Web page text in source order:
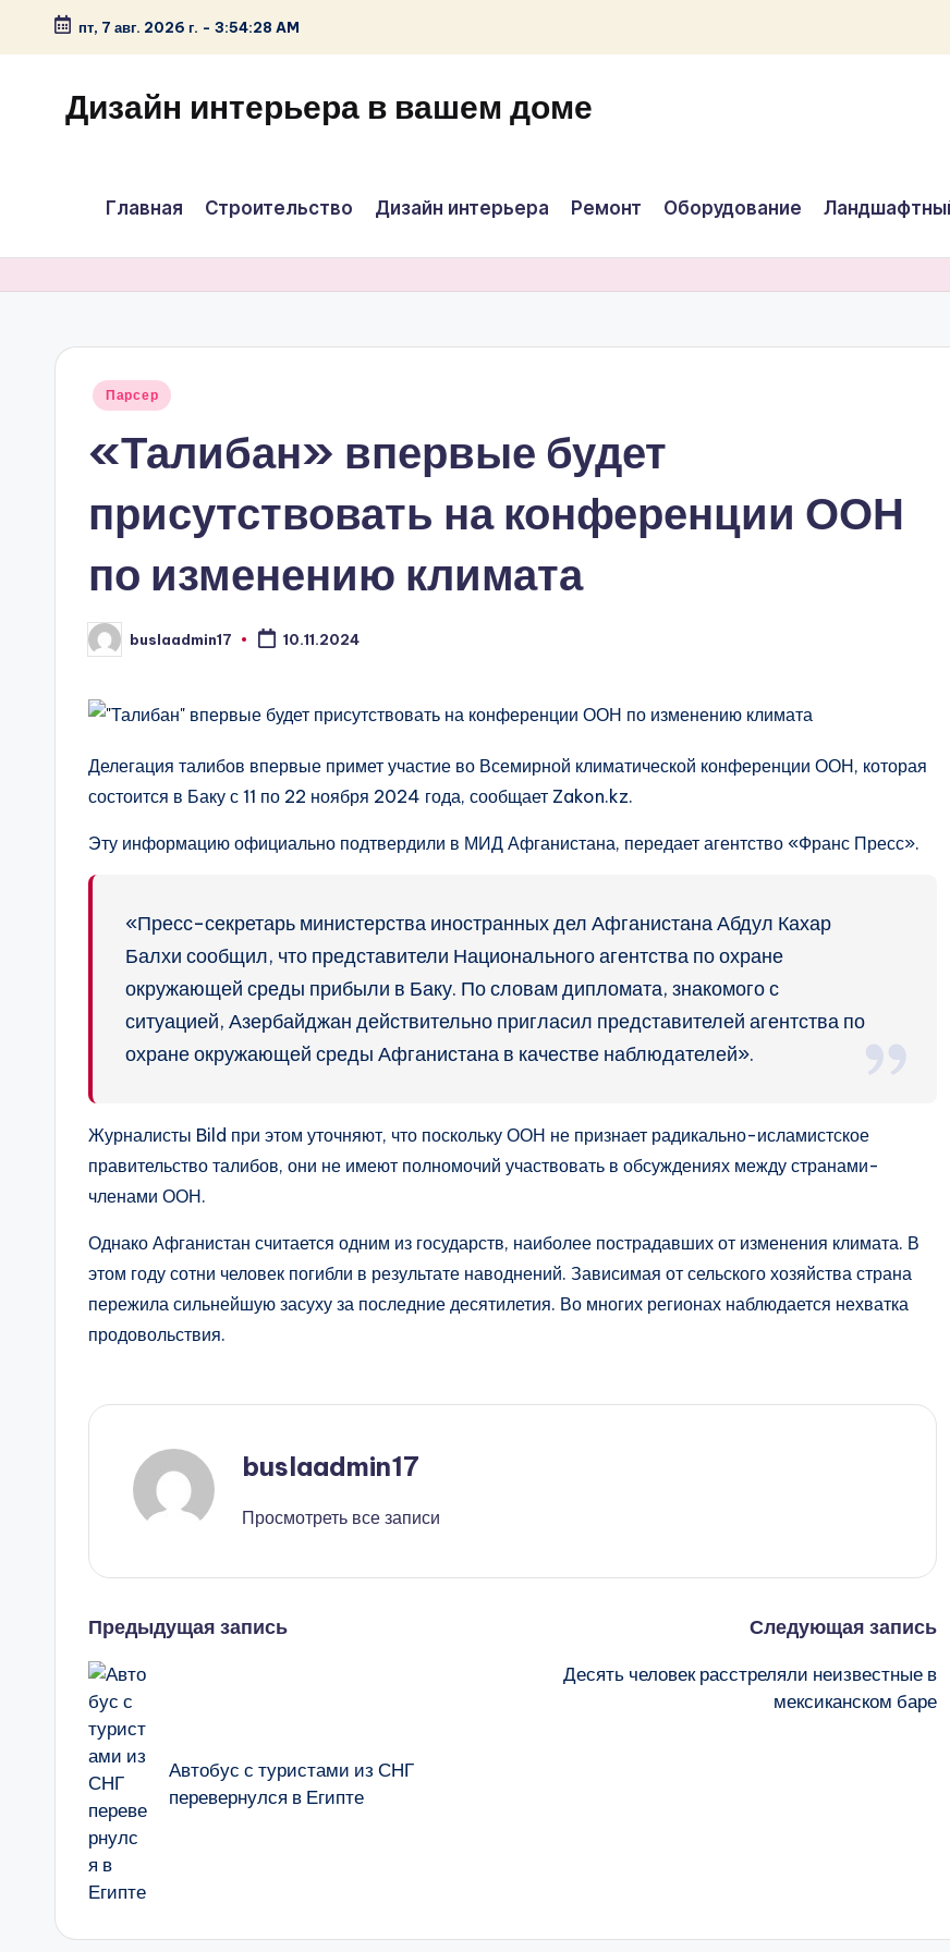
Перейти
содержимому
пт, 7 авг. 2026 г. - 3:54:28 AM
Дизайн интерьера в вашем доме
Главная Строительство Дизайн интерьера Ремонт Оборудование
Опубликовано
Парсер
«Талибан» впервые будет
присутствовать на конференции ООН
по изменению климата
Запись
от
buslaadmin17 10.11.2024
Делегация талибов впервые примет участие во Всемирной климатической конференции ООН, которая
состоится в Баку с 11 по 22 ноября 2024 года, сообщает Zakon.kz.
Эту информацию официально подтвердили в МИД Афганистана, передает агентство «Франс Пресс».
«Пресс-секретарь министерства иностранных дел Афганистана Абдул Кахар
Балхи сообщил, что представители Национального агентства по охране
окружающей среды прибыли в Баку. По словам дипломата, знакомого с
ситуацией, Азербайджан действительно пригласил представителей агентства по
охране окружающей среды Афганистана в качестве наблюдателей».
Журналисты Bild при этом уточняют, что поскольку ООН не признает радикально-исламистское
правительство талибов, они не имеют полномочий участвовать в обсуждениях между странами-
членами ООН.
Однако Афганистан считается одним из государств, наиболее пострадавших от изменения климата. В
этом году сотни человек погибли в результате наводнений. Зависимая от сельского хозяйства страна
пережила сильнейшую засуху за последние десятилетия. Во многих регионах наблюдается нехватка
продовольствия.
buslaadmin17
Просмотреть все записи
Навигация
записи
Предыдущая запись
Автобус с туристами из СНГ
перевернулся в Египте
Следующая запись
Десять человек расстреляли неизвестные в
мексиканском баре